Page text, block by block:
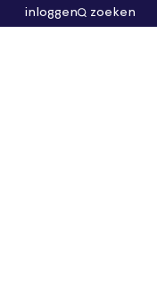
inloggen zoeken